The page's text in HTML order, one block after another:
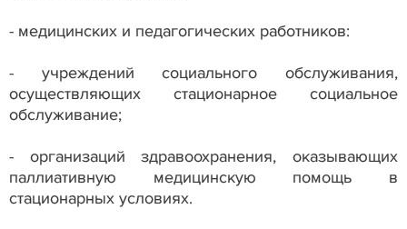
- медицинских и педагогических работников:
- учреждений социального обслуживания,
осуществляющих стационарное социальное
обслуживание;
- организаций здравоохранения, оказывающих
паллиативную медицинскую помощь в
стационарных условиях.